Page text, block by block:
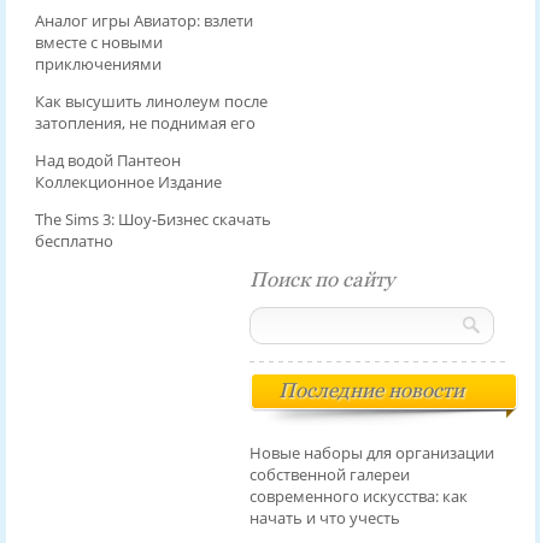
Аналог игры Авиатор: взлети
вместе с новыми
приключениями
Как высушить линолеум после
затопления, не поднимая его
Над водой Пантеон
Коллекционное Издание
The Sims 3: Шоу-Бизнес скачать
бесплатно
Поиск по сайту
Последние новости
Новые наборы для организации
собственной галереи
современного искусства: как
начать и что учесть